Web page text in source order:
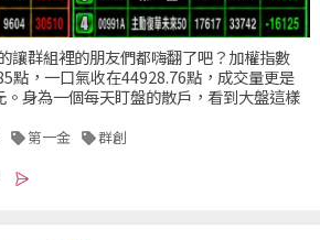
讓群組裡的朋友們都嗨翻了吧？加權指數
點，一口氣收在44928.76點，成交量更是
身為一個每天盯盤的散戶，看到大盤這樣
第一金 群創